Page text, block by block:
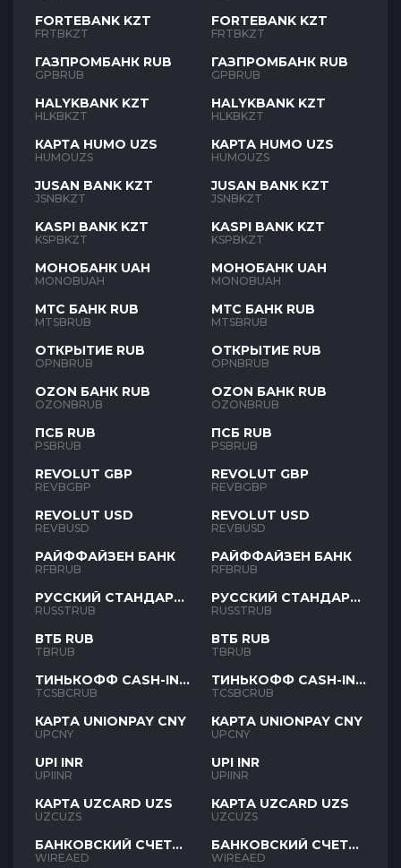
FORTEBANK KZT
FRTBKZT
ГАЗПРОМБАНК RUB
GPBRUB
HALYKBANK KZT
HLKBKZT
КАРТА HUMO UZS
HUMOUZS
JUSAN BANK KZT
JSNBKZT
KASPI BANK KZT
KSPBKZT
МОНОБАНК UAH
MONOBUAH
МТС БАНК RUB
MTSBRUB
ОТКРЫТИЕ RUB
OPNBRUB
OZON БАНК RUB
OZONBRUB
ПСБ RUB
PSBRUB
REVOLUT GBP
REVBGBP
REVOLUT USD
REVBUSD
РАЙФФАЙЗЕН БАНК
RFBRUB
РУССКИЙ СТАНДАРТ
RUB
RUSSTRUB
ВТБ RUB
TBRUB
ТИНЬКОФФ CASH-IN
RUB
TCSBCRUB
КАРТА UNIONPAY CNY
UPCNY
UPI INR
UPIINR
КАРТА UZCARD UZS
UZCUZS
БАНКОВСКИЙ СЧЕТ
AED
WIREAED
FORTEBANK KZT
FRTBKZT
ГАЗПРОМБАНК RUB
GPBRUB
HALYKBANK KZT
HLKBKZT
КАРТА HUMO UZS
HUMOUZS
JUSAN BANK KZT
JSNBKZT
KASPI BANK KZT
KSPBKZT
МОНОБАНК UAH
MONOBUAH
МТС БАНК RUB
MTSBRUB
ОТКРЫТИЕ RUB
OPNBRUB
OZON БАНК RUB
OZONBRUB
ПСБ RUB
PSBRUB
REVOLUT GBP
REVBGBP
REVOLUT USD
REVBUSD
РАЙФФАЙЗЕН БАНК
RFBRUB
РУССКИЙ СТАНДАРТ
RUB
RUSSTRUB
ВТБ RUB
TBRUB
ТИНЬКОФФ CASH-IN
RUB
TCSBCRUB
КАРТА UNIONPAY CNY
UPCNY
UPI INR
UPIINR
КАРТА UZCARD UZS
UZCUZS
БАНКОВСКИЙ СЧЕТ
AED
WIREAED